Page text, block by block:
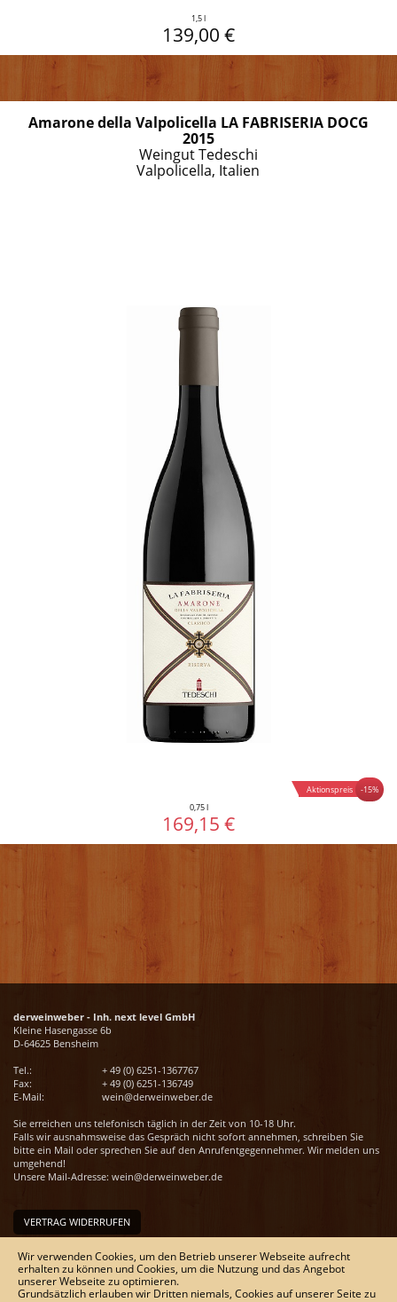
1,5 l
139,00 €
Amarone della Valpolicella LA FABRISERIA DOCG
2015
Weingut Tedeschi
Valpolicella, Italien
-15%
Aktionspreis
0,75 l
169,15 €
derweinweber - Inh. next level GmbH
Kleine Hasengasse 6b
D-64625 Bensheim
Tel.:
+ 49 (0) 6251-1367767
Fax:
+ 49 (0) 6251-136749
E-Mail:
wein@derweinweber.de
Sie erreichen uns telefonisch täglich in der Zeit von 10-18 Uhr.
Falls wir ausnahmsweise das Gespräch nicht sofort annehmen, schreiben Sie
bitte ein Mail oder sprechen Sie auf den Anrufentgegennehmer. Wir melden uns
umgehend!
Unsere Mail-Adresse: wein@derweinweber.de
VERTRAG WIDERRUFEN
Unser Service
Versandkosten
Kontakt
Zahlungsmöglichkeiten
Wir verwenden Cookies, um den Betrieb unserer Webseite aufrecht
erhalten zu können und Cookies, um die Nutzung und das Angebot
unserer Webseite zu optimieren.
Grundsätzlich erlauben wir Dritten niemals, Cookies auf unserer Seite zu